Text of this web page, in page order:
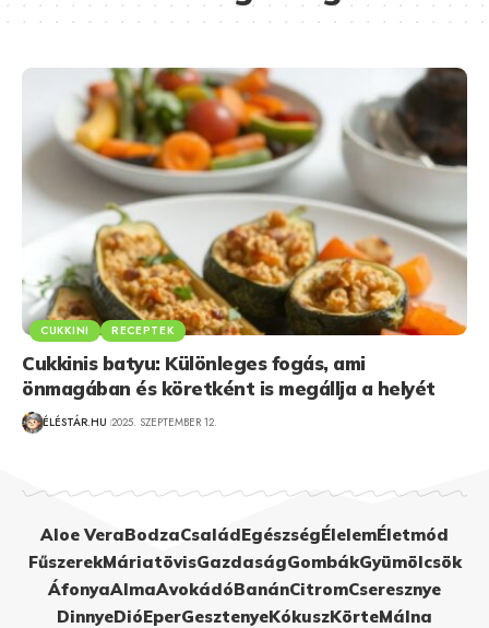
CUKKINI RECEPTEK
Cukkinis batyu: Különleges fogás, ami
önmagában és köretként is megállja a helyét
ÉLÉSTÁR.HU 2025. SZEPTEMBER 12.
Aloe VeraBodzaCsaládEgészségÉlelemÉletmód
FűszerekMáriatövisGazdaságGombákGyümölcsök
ÁfonyaAlmaAvokádóBanánCitromCseresznye
DinnyeDióEperGesztenyeKókuszKörteMálna